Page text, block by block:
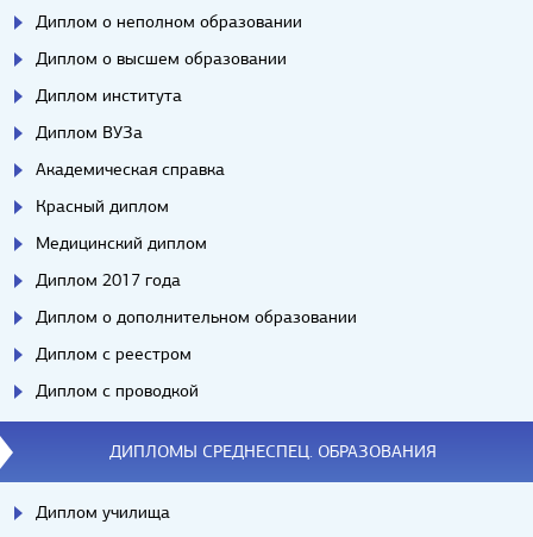
Диплом о неполном образовании
Диплом о высшем образовании
Диплом института
Диплом ВУЗа
Академическая справка
Красный диплом
Медицинский диплом
Диплом 2017 года
Диплом о дополнительном образовании
Диплом с реестром
Диплом с проводкой
ДИПЛОМЫ СРЕДНЕСПЕЦ. ОБРАЗОВАНИЯ
Диплом училища